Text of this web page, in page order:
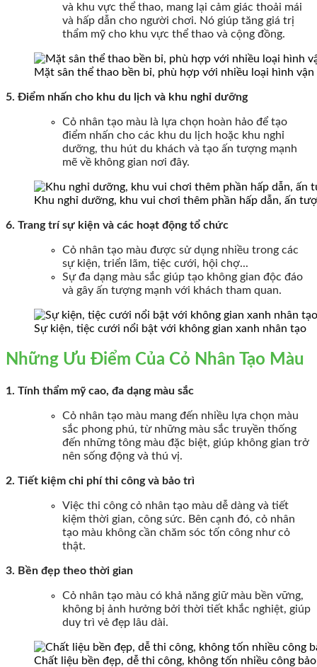
và khu vực thể thao, mang lại cảm giác thoải mái
và hấp dẫn cho người chơi. Nó giúp tăng giá trị
thẩm mỹ cho khu vực thể thao và cộng đồng.
Mặt sân thể thao bền bỉ, phù hợp với nhiều loại hình vận
5. Điểm nhấn cho khu du lịch và khu nghỉ dưỡng
Cỏ nhân tạo màu là lựa chọn hoàn hảo để tạo
điểm nhấn cho các khu du lịch hoặc khu nghỉ
dưỡng, thu hút du khách và tạo ấn tượng mạnh
mẽ về không gian nơi đây.
Khu nghỉ dưỡng, khu vui chơi thêm phần hấp dẫn, ấn
6. Trang trí sự kiện và các hoạt động tổ chức
Cỏ nhân tạo màu được sử dụng nhiều trong các
sự kiện, triển lãm, tiệc cưới, hội chợ...
Sự đa dạng màu sắc giúp tạo không gian độc đáo
và gây ấn tượng mạnh với khách tham quan.
Sự kiện, tiệc cưới nổi bật với không gian xanh nhân tạo
Những Ưu Điểm Của Cỏ Nhân Tạo Màu
1. Tính thẩm mỹ cao, đa dạng màu sắc
Cỏ nhân tạo màu mang đến nhiều lựa chọn màu
sắc phong phú, từ những màu sắc truyền thống
đến những tông màu đặc biệt, giúp không gian trở
nên sống động và thú vị.
2. Tiết kiệm chi phí thi công và bảo trì
Việc thi công cỏ nhân tạo màu dễ dàng và tiết
kiệm thời gian, công sức. Bên cạnh đó, cỏ nhân
tạo màu không cần chăm sóc tốn công như cỏ
thật.
3. Bền đẹp theo thời gian
Cỏ nhân tạo màu có khả năng giữ màu bền vững,
không bị ảnh hưởng bởi thời tiết khắc nghiệt, giúp
duy trì vẻ đẹp lâu dài.
Chất liệu bền đẹp, dễ thi công, không tốn nhiều công